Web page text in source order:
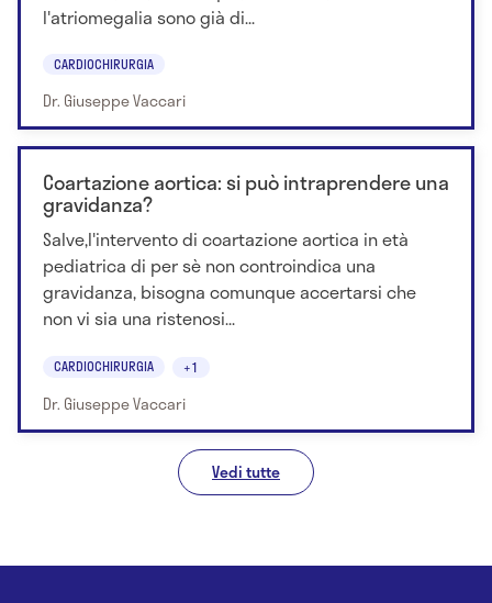
l'atriomegalia sono già di...
CARDIOCHIRURGIA
Dr. Giuseppe Vaccari
Coartazione aortica: si può intraprendere una
gravidanza?
Salve,l'intervento di coartazione aortica in età
pediatrica di per sè non controindica una
gravidanza, bisogna comunque accertarsi che
non vi sia una ristenosi...
CARDIOCHIRURGIA +1
Dr. Giuseppe Vaccari
Vedi tutte